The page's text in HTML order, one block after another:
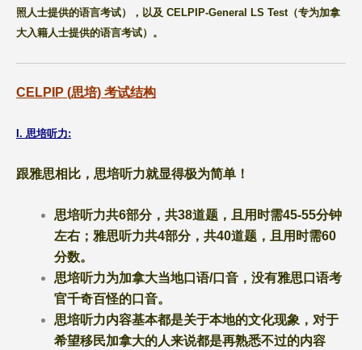
照人士提供的语言考试），以及 CELPIP-General LS Test（专为加拿
大入籍人士提供的语言考试）。
CELPIP (思培) 考试结构
I. 思培听力:
跟雅思相比，思培听力就显得极为简单！
思培听力共6部分，共38道题，且用时需45-55分钟
左右；雅思听力共4部分，共40道题，且用时需60
分数。
思培听力为加拿大当地口语/口音，没有雅思口语考
官千奇百怪的口音。
思培听力内容基本都是关于本地的文化现象，对于
希望移民加拿大的人来说都是再熟悉不过的内容